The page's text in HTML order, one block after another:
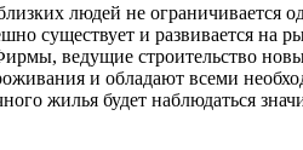
людей не ограничивается
существует и развивается на
ведущие строительство
и обладают всеми
жилья будет наблюдаться